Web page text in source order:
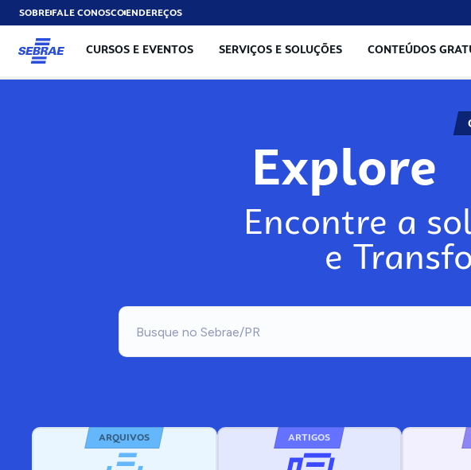
SOBREFALE CONOSCOENDEREÇOS
CURSOS E EVENTOS SERVIÇOS E SOLUÇÕES CONTEÚDOS
Explore
Encontre a
e
ARQUIVOS ARTIGOS